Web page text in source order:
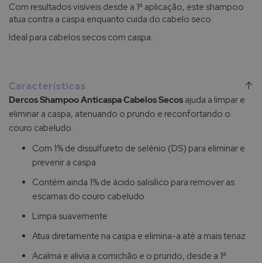
Com resultados visíveis desde a 1ª aplicação, este shampoo
atua contra a caspa enquanto cuida do cabelo seco.
Ideal para cabelos secos com caspa.
Características
Dercos Shampoo Anticaspa Cabelos Secos ajuda a limpar e
eliminar a caspa, atenuando o prurido e reconfortando o
couro cabeludo.
Com 1% de dissulfureto de selénio (DS) para eliminar e
prevenir a caspa
Contém ainda 1% de ácido salisílico para remover as
escamas do couro cabeludo
Limpa suavemente
Atua diretamente na caspa e elimina-a até a mais tenaz
Acalma e alivia a comichão e o prurido, desde a 1ª